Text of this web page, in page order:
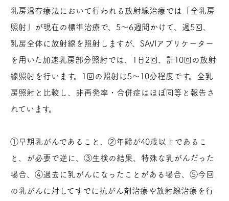
乳房温存療法において行われる放射線治療では「全乳房
照射」が現在の標準治療で、5～6週間かけて、週5回、
乳房全体に放射線を照射しますが、SAVIアプリケーター
を用いた加速乳房部分照射では、1日2回、計10回の放射
線照射を行います。1回の照射は5～10分程度です。全乳
房照射と比較し、非再発率・合併症はほぼ同等と報告さ
れています。
①早期乳がんであること、②年齢が40歳以上であるこ
と、が必要で逆に、③生検の結果、特殊な乳がんだった
場合、④過去に乳がんになったことがある場合、⑤今回
の乳がんに対してすでに抗がん剤治療や放射線治療を行